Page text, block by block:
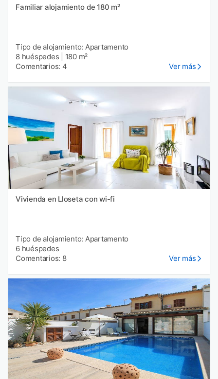
Familiar alojamiento de 180 m²
Tipo de alojamiento: Apartamento
8 huéspedes
180 m²
Comentarios: 4
Ver más
Vivienda en Lloseta con wi-fi
Tipo de alojamiento: Apartamento
6 huéspedes
Comentarios: 8
Ver más